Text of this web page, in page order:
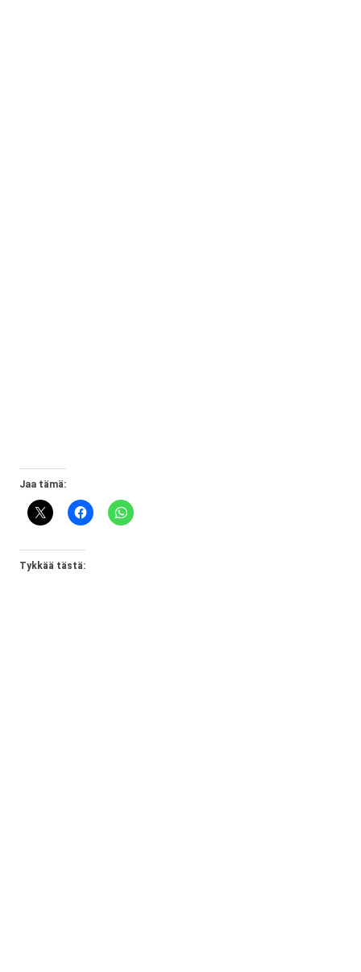
Jaa tämä:
Tykkää tästä: